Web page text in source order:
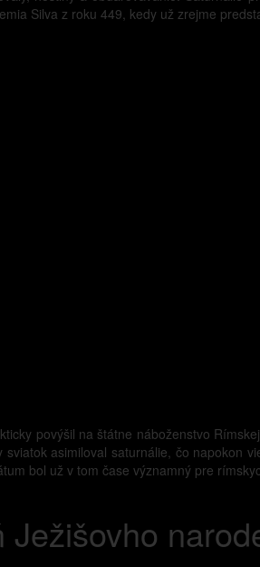
Silva z roku 449, kedy už zrejme
povýšil na štátne náboženstvo
asimiloval saturnálie, čo
bol už v tom čase významný pre